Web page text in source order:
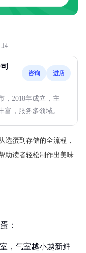
咨询 进店
，2018年成立，主
富，服务多领域。
选蛋到存储的全流程，
助读者轻松制作出美味
：
，气室越小越新鲜